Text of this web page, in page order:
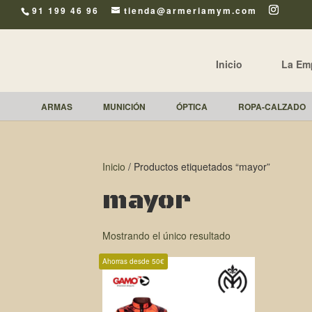
91 199 46 96 tienda@armeriamym.com
Inicio La
ARMAS MUNICIÓN ÓPTICA ROPA-CALZADO
Inicio / Productos etiquetados “mayor”
mayor
Mostrando el único resultado
Ahorras desde 50€